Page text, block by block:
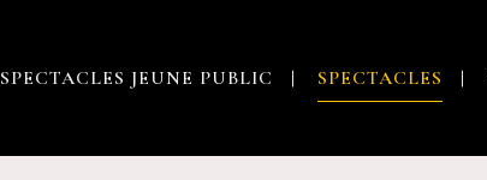
SPECTACLES JEUNE PUBLIC SPECTACLES